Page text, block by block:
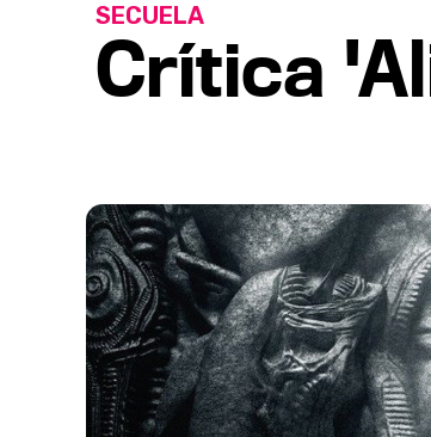
Crítica
SECUELA